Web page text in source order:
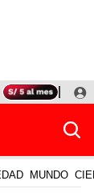
HOY
MUNDO